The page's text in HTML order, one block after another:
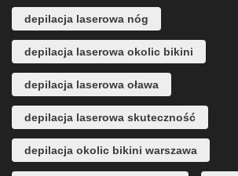
depilacja laserowa nóg
depilacja laserowa okolic bikini
depilacja laserowa oława
depilacja laserowa skuteczność
depilacja okolic bikini warszawa